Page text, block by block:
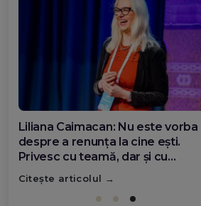
Diana Olar, românca de la Google
care demonstrează că diaspora
poate schimba România
Citește articolul